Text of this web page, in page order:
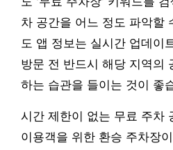
차 공간을 어느 정도 파악할
도 앱 정보는 실시간 업데이
방문 전 반드시 해당 지역의
하는 습관을 들이는 것이 좋
시간 제한이 없는 무료 주차
이용객을 위한 환승 주차장